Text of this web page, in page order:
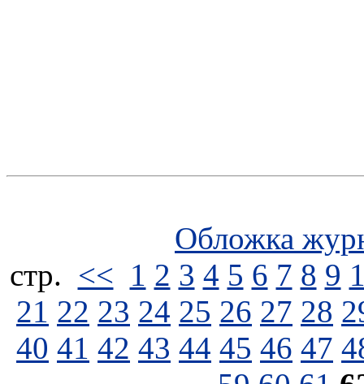
Обложка
стp. << 1 2 3 4 5 6 7 8 9
21 22 23 24 25 26 27 28
40 41 42 43 44 45 46 47